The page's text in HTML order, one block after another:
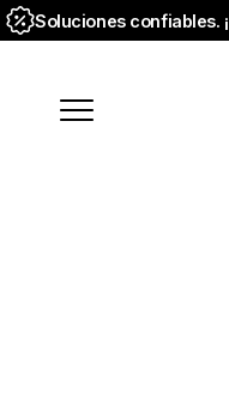
Soluciones confiables. ¡